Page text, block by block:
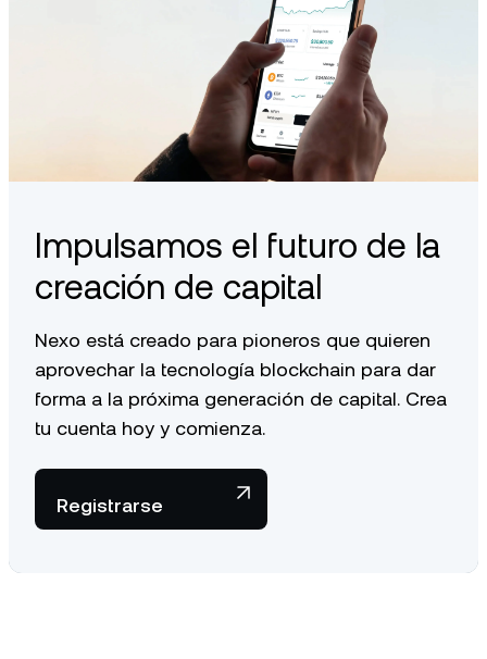
Impulsamos el futuro de la
creación de capital
Nexo está creado para pioneros que quieren
aprovechar la tecnología blockchain para dar
forma a la próxima generación de capital. Crea
tu cuenta hoy y comienza.
Registrarse